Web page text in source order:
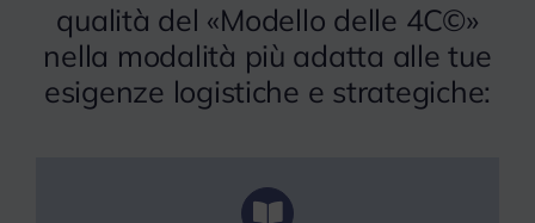
qualità del «Modello delle 4C©»
nella modalità più adatta alle tue
esigenze logistiche e strategiche: